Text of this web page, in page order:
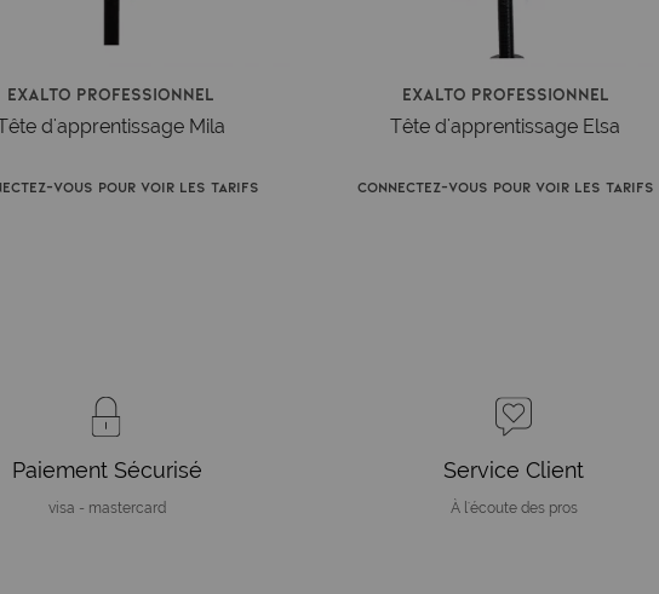
Exalto Professionnel
d'apprentissage Mila
vous pour voir les tarifs
Exalto Professionnel
Tête d'apprentissage Elsa
Connectez-vous pour voir les tarifs
Paiement Sécurisé
visa - mastercard
Service Client
À l'écoute des pros